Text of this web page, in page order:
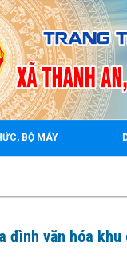
BỘ MÁY
văn hóa khu